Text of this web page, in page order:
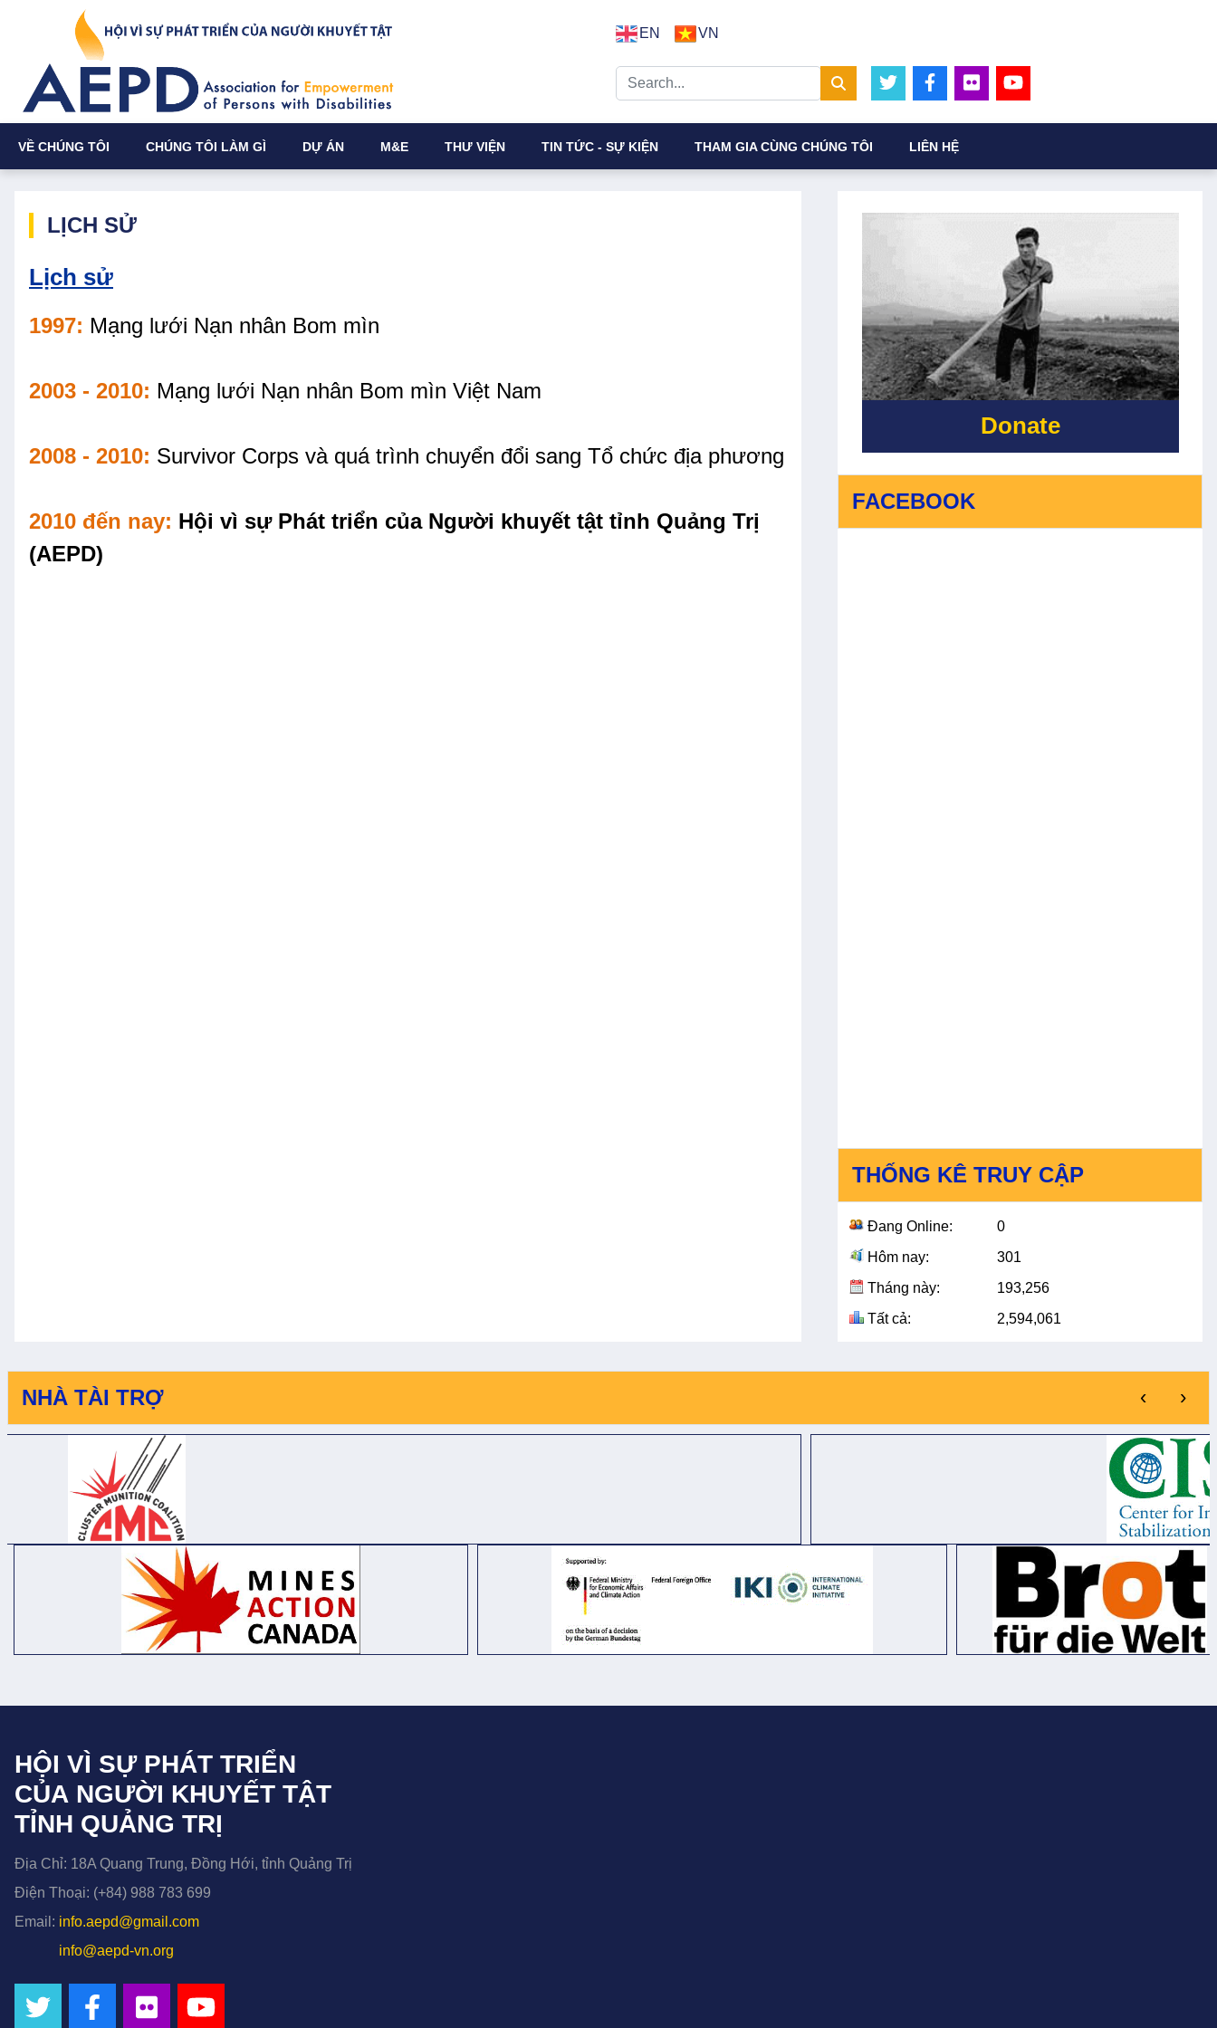
EN VN
VỀ CHÚNG TÔI CHÚNG TÔI LÀM GÌ DỰ ÁN M&E THƯ VIỆN TIN TỨC - SỰ KIỆN THAM GIA CÙNG CHÚNG TÔI LIÊN HỆ
LỊCH SỬ
Lịch sử
1997: Mạng lưới Nạn nhân Bom mìn
2003 - 2010: Mạng lưới Nạn nhân Bom mìn Việt Nam
2008 - 2010: Survivor Corps và quá trình chuyển đổi sang Tổ chức địa phương
2010 đến nay: Hội vì sự Phát triển của Người khuyết tật tỉnh Quảng Trị
(AEPD)
Donate
FACEBOOK
THỐNG KÊ TRUY CẬP
Đang Online:
0
Hôm nay:
301
Tháng này:
193,256
Tất cả:
2,594,061
NHÀ TÀI TRỢ ‹ ›
HỘI VÌ SỰ PHÁT TRIỂN
CỦA NGƯỜI KHUYẾT TẬT
TỈNH QUẢNG TRỊ
Địa Chỉ: 18A Quang Trung, Đồng Hới, tỉnh Quảng Trị
Điện Thoại: (+84) 988 783 699
Email: info.aepd@gmail.com
info@aepd-vn.org